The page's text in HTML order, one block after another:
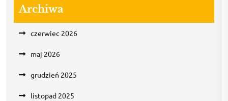
Archiwa
czerwiec 2026
maj 2026
grudzień 2025
listopad 2025